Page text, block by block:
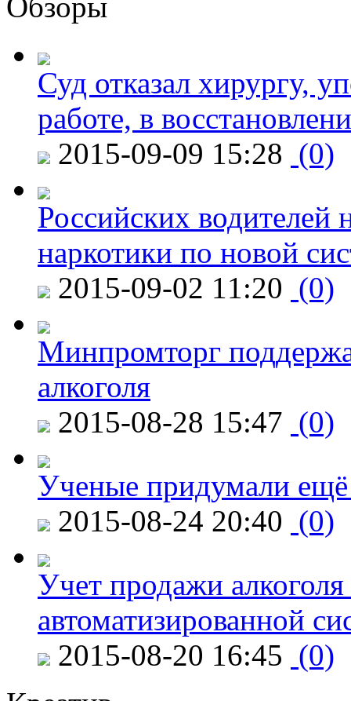
Суд отказал хирургу,
работе, в
2015-09-09 15:28 (0)
Российских водителей
наркотики по новой
2015-09-02 11:20 (0)
Минпромторг
алкоголя
2015-08-28 15:47 (0)
Ученые придумали ещё
2015-08-24 20:40 (0)
Учет продажи
автоматизированной
2015-08-20 16:45 (0)